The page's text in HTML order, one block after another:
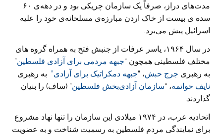
مدت‌های دراز، صرفاً یک سازمان چریکی بود و در دهه‌ی ۶۰
سده ی بیست از خاک اردن مبارزه‌ی مسلحانه‌ی خود را علیه
اسرائیل پیش می‌‌برد.
در سال ۱۹۶۴، یاسر عرفات از جنبش فتح به همراه گروه های
مختلف فلسطینی همچون “جبهه مردمی برای آزادی فلسطین”
به رهبری جرج حبش، “جبهه دمکراتیک برای آزادی” به رهبری
نایف حواتمه، “سازمان آزادی‌بخش فلسطین” (ساف) را بنیان
گذاردند.
اتحادیه عرب، در ۱۹۷۴ میلادی این سازمان را تنها نهاد مشروع
برای نمایندگی مردم فلسطین به رسمیت شناخت و به عضویت